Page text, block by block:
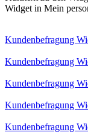
Widget in Mein
Kundenbefragung
Kundenbefragung
Kundenbefragung
Kundenbefragung
Kundenbefragung